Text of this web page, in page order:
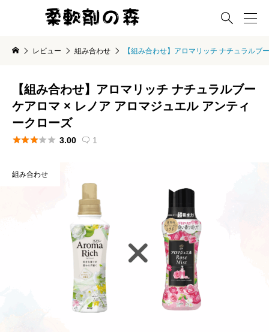

レビュー 組み合わせ 【組み合わせ】アロマリッチ ナチュラル
【組み合わせ】アロマリッチ ナチュラルブー
ケアロマ × レノア アロマジュエル アンティ
ークローズ
 3.00  1
組み合わせ